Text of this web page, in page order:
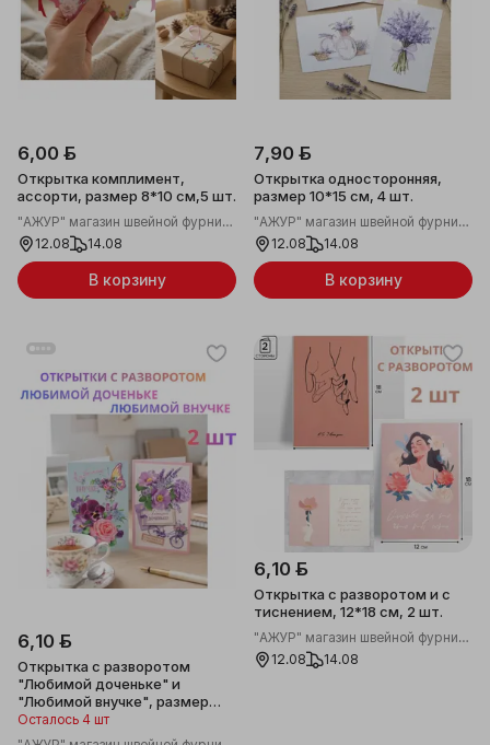
6,00 ƃ
Открытка комплимент,
ассорти, размер 8*10 см,5 шт.
"АЖУР" магазин швейной фурнитуры
12.08
14.08
В корзину
7,90 ƃ
Открытка односторонняя,
размер 10*15 см, 4 шт.
"АЖУР" магазин швейной фурнитуры
12.08
14.08
В корзину
6,10 ƃ
Открытка с разворотом
"Любимой доченьке" и
"Любимой внучке", размер
12*18 см
Осталось 4 шт
6,10 ƃ
Открытка с разворотом и с
тиснением, 12*18 см, 2 шт.
"АЖУР" магазин швейной фурнитуры
12.08
14.08